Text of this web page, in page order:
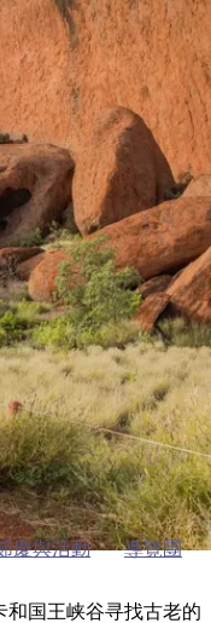
步旅行
慶與活動 導覽團
国王峡谷寻找古老的